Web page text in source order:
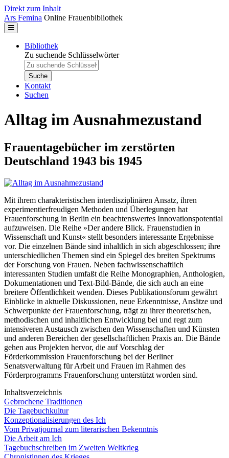
Direkt zum Inhalt
Ars Femina Online Frauenbibliothek
Bibliothek
Zu suchende Schlüsselwörter
Kontakt
Suchen
Alltag im Ausnahmezustand
Frauentagebücher im zerstörten
Deutschland 1943 bis 1945
Mit ihrem charakteristischen interdisziplinären Ansatz, ihren
experimentierfreudigen Methoden und Überlegungen hat
Frauenforschung in Berlin ein beachtenswertes Innovationspotential
aufzuweisen. Die Reihe »Der andere Blick. Frauenstudien in
Wissenschaft und Kunst« stellt besonders interessante Ergebnisse
vor. Die einzelnen Bände sind inhaltlich in sich abgeschlossen; ihre
unterschiedlichen Themen sind ein Spiegel des breiten Spektrums
der Forschung von Frauen. Neben fachwissenschaftlich
interessanten Studien umfaßt die Reihe Monographien, Anthologien,
Dokumentationen und Text-Bild-Bände, die sich auch an eine
breitere Öffentlichkeit wenden. Dieses Publikationsforum gewährt
Einblicke in aktuelle Diskussionen, neue Erkenntnisse, Ansätze und
Schwerpunkte der Frauenforschung, trägt zu ihrer theoretischen,
methodischen und inhaltlichen Entwicklung bei und regt zum
intensiveren Austausch zwischen den Wissenschaften und Künsten
und anderen Bereichen der gesellschaftlichen Praxis an. Die Bände
gehen aus Projekten hervor, die auf Vorschlag der
Förderkommission Frauenforschung bei der Berliner
Senatsverwaltung für Arbeit und Frauen im Rahmen des
Förderprogramms Frauenforschung unterstützt worden sind.
Inhaltsverzeichnis
Gebrochene Traditionen
Die Tagebuchkultur
Konzeptionalisierungen des Ich
Vom Privatjournal zum literarischen Bekenntnis
Die Arbeit am Ich
Tagebuchschreiben im Zweiten Weltkrieg